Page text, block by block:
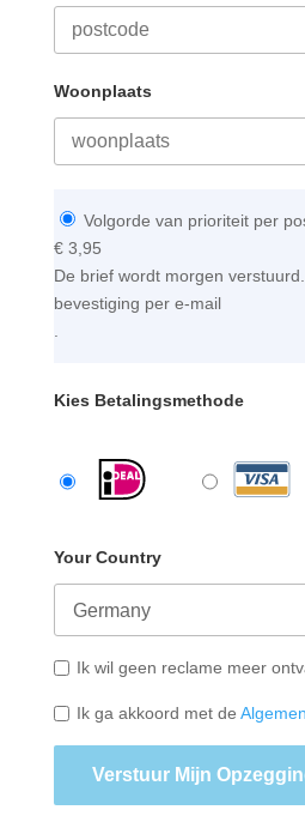
Woonplaats
Volgorde van prioriteit per
€ 3,95
De brief wordt morgen
bevestiging per e-mail
.
Kies Betalingsmethode
Your Country
Ik wil geen reclame meer
Ik ga akkoord met de
Verstuur Mijn